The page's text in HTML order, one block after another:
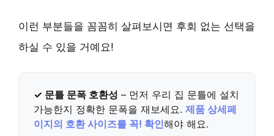
이런 부분들을 꼼꼼히 살펴보시면 후회 없는 선택을
하실 수 있을 거예요!
✓ 문틀 문폭 호환성 – 먼저 우리 집 문틀에 설치
가능한지 정확한 문폭을 재보세요. 제품 상세페
이지의 호환 사이즈를 꼭! 확인해야 해요.